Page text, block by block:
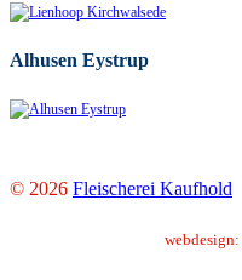
Alhusen Eystrup
© 2026 Fleischerei Kaufhold
webdesign: